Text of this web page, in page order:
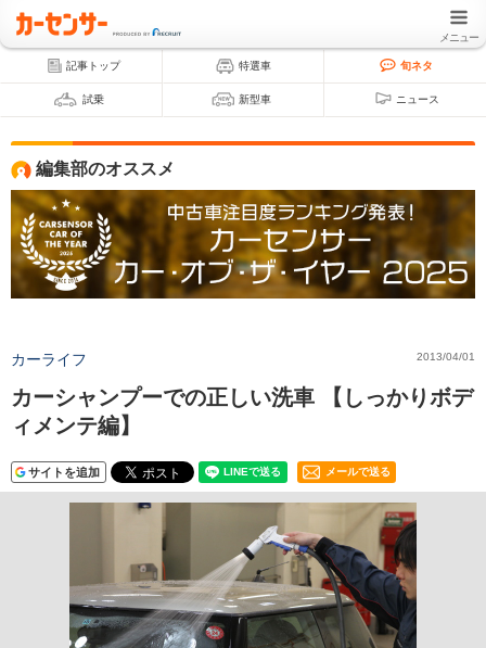
メニュー
記事トップ 特選車 旬ネタ
試乗 新型車 ニュース
編集部のオススメ
カーライフ 2013/04/01
カーシャンプーでの正しい洗車 【しっかりボデ
ィメンテ編】
サイトを追加 メールで送る